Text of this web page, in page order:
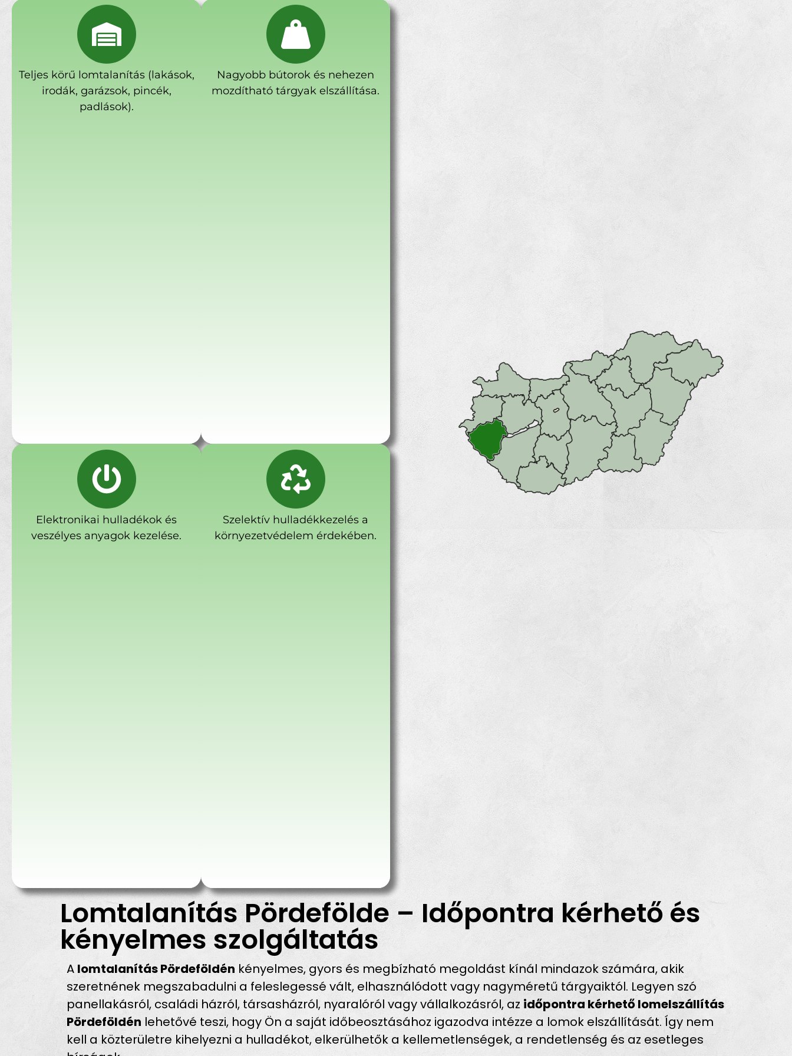
Teljes körű lomtalanítás (lakások,
irodák, garázsok, pincék,
padlások).
Nagyobb bútorok és nehezen
mozdítható tárgyak elszállítása.
Elektronikai hulladékok és
veszélyes anyagok kezelése.
Szelektív hulladékkezelés a
környezetvédelem érdekében.
Lomtalanítás Pördefölde – Időpontra kérhető és
kényelmes szolgáltatás
A lomtalanítás Pördeföldén kényelmes, gyors és megbízható megoldást kínál mindazok számára, akik
szeretnének megszabadulni a feleslegessé vált, elhasználódott vagy nagyméretű tárgyaiktól. Legyen szó
panellakásról, családi házról, társasházról, nyaralóról vagy vállalkozásról, az időpontra kérhető lomelszállítás
Pördeföldén lehetővé teszi, hogy Ön a saját időbeosztásához igazodva intézze a lomok elszállítását. Így nem
kell a közterületre kihelyezni a hulladékot, elkerülhetők a kellemetlenségek, a rendetlenség és az esetleges